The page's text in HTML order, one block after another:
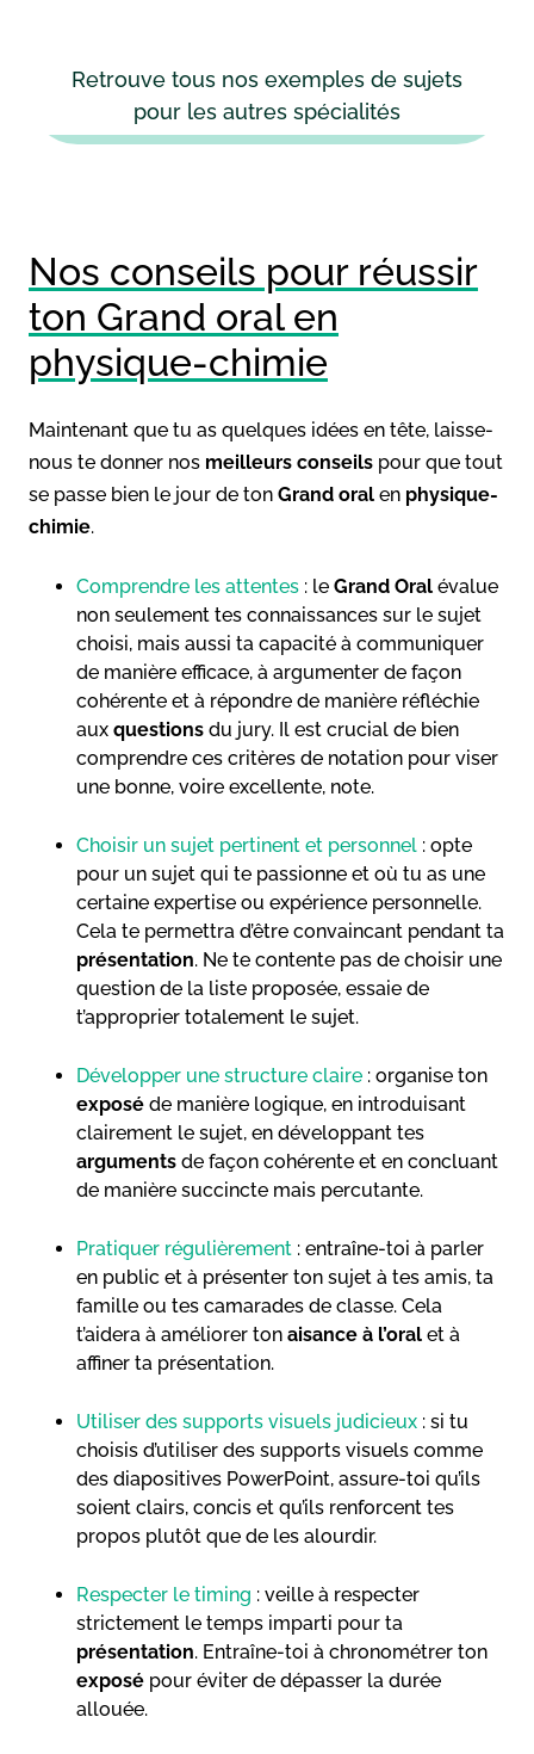
Retrouve tous nos exemples de sujets
pour les autres spécialités
Nos conseils pour réussir
ton Grand oral en
physique-chimie
Maintenant que tu as quelques idées en tête, laisse-
nous te donner nos meilleurs conseils pour que tout
se passe bien le jour de ton Grand oral en physique-
chimie.
Comprendre les attentes : le Grand Oral évalue
non seulement tes connaissances sur le sujet
choisi, mais aussi ta capacité à communiquer
de manière efficace, à argumenter de façon
cohérente et à répondre de manière réfléchie
aux questions du jury. Il est crucial de bien
comprendre ces critères de notation pour viser
une bonne, voire excellente, note.
Choisir un sujet pertinent et personnel : opte
pour un sujet qui te passionne et où tu as une
certaine expertise ou expérience personnelle.
Cela te permettra d’être convaincant pendant ta
présentation. Ne te contente pas de choisir une
question de la liste proposée, essaie de
t’approprier totalement le sujet.
Développer une structure claire : organise ton
exposé de manière logique, en introduisant
clairement le sujet, en développant tes
arguments de façon cohérente et en concluant
de manière succincte mais percutante.
Pratiquer régulièrement : entraîne-toi à parler
en public et à présenter ton sujet à tes amis, ta
famille ou tes camarades de classe. Cela
t’aidera à améliorer ton aisance à l’oral et à
affiner ta présentation.
Utiliser des supports visuels judicieux : si tu
choisis d’utiliser des supports visuels comme
des diapositives PowerPoint, assure-toi qu’ils
soient clairs, concis et qu’ils renforcent tes
propos plutôt que de les alourdir.
Respecter le timing : veille à respecter
strictement le temps imparti pour ta
présentation. Entraîne-toi à chronométrer ton
exposé pour éviter de dépasser la durée
allouée.